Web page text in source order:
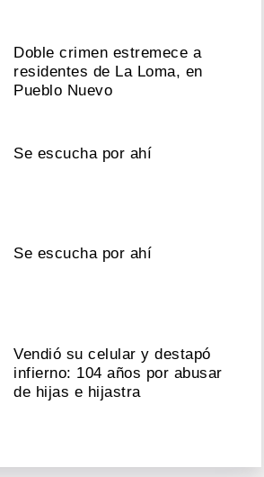
Doble crimen estremece a
residentes de La Loma, en
Pueblo Nuevo
Se escucha por ahí
Se escucha por ahí
Vendió su celular y destapó
infierno: 104 años por abusar
de hijas e hijastra